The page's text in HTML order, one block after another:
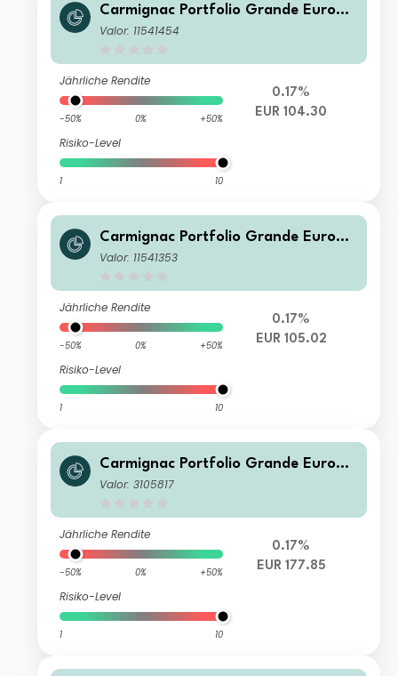
Carmignac Portfolio Grande Europe
IW EUR Acc
Valor: 11541454
Jährliche Rendite
-50% 0% +50%
Risiko-Level
1 10
0.17%
EUR 104.30
Carmignac Portfolio Grande Europe
I EUR Acc
Valor: 11541353
Jährliche Rendite
-50% 0% +50%
Risiko-Level
1 10
0.17%
EUR 105.02
Carmignac Portfolio Grande Europe
E EUR Acc
Valor: 3105817
Jährliche Rendite
-50% 0% +50%
Risiko-Level
1 10
0.17%
EUR 177.85